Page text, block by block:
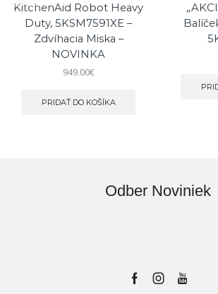
KitchenAid Robot Heavy
Duty, 5KSM7591XE –
Zdvíhacia Miska –
NOVINKA
949.00€
PRIDAŤ DO KOŠÍKA
Odber Noviniek